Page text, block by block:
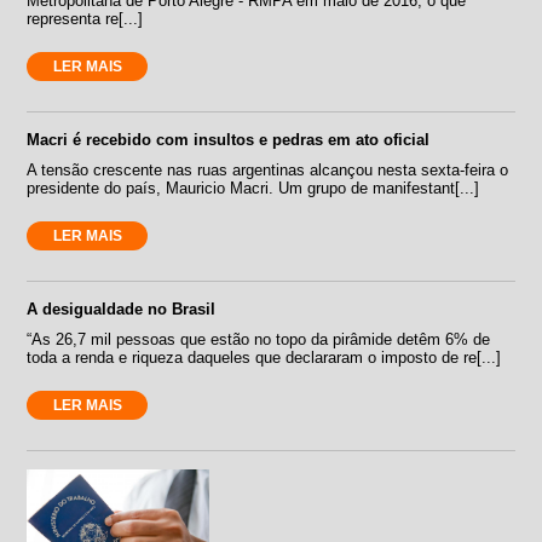
representa re[...]
LER MAIS
Macri é recebido com insultos e pedras em ato oficial
A tensão crescente nas ruas argentinas alcançou nesta sexta-feira o
presidente do país, Mauricio Macri. Um grupo de manifestant[...]
LER MAIS
A desigualdade no Brasil
“As 26,7 mil pessoas que estão no topo da pirâmide detêm 6% de
toda a renda e riqueza daqueles que declararam o imposto de re[...]
LER MAIS